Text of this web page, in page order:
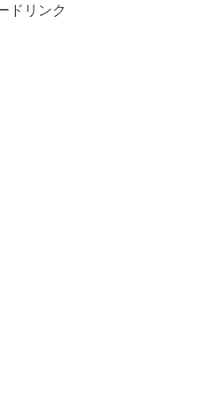
ドリンク